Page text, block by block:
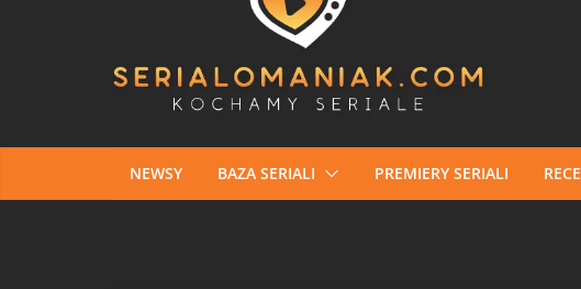
NEWSY BAZA SERIALI PREMIERY SERIALI